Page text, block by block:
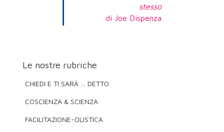
stesso
di Joe Dispenza
Le nostre rubriche
CHIEDI E TI SARÀ … DETTO
COSCIENZA & SCIENZA
FACILITAZIONE-OLISTICA